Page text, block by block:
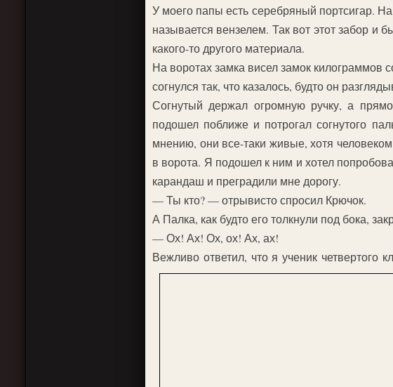
У моего папы есть серебряный портсигар.
называется вензелем. Так вот этот забор
какого-то другого материала.
На воротах замка висел замок килограммов
согнулся так, что казалось, будто он
Согнутый держал огромную ручку, а
подошел поближе и потрогал согнутого
мнению, они все-таки живые, хотя
в ворота. Я подошел к ним и хотел
карандаш и преградили мне дорогу.
— Ты кто? — отрывисто спросил Крючок.
А Палка, как будто его толкнули под бока,
— Ох! Ах! Ох, ох! Ах, ах!
Вежливо ответил, что я ученик четвертого